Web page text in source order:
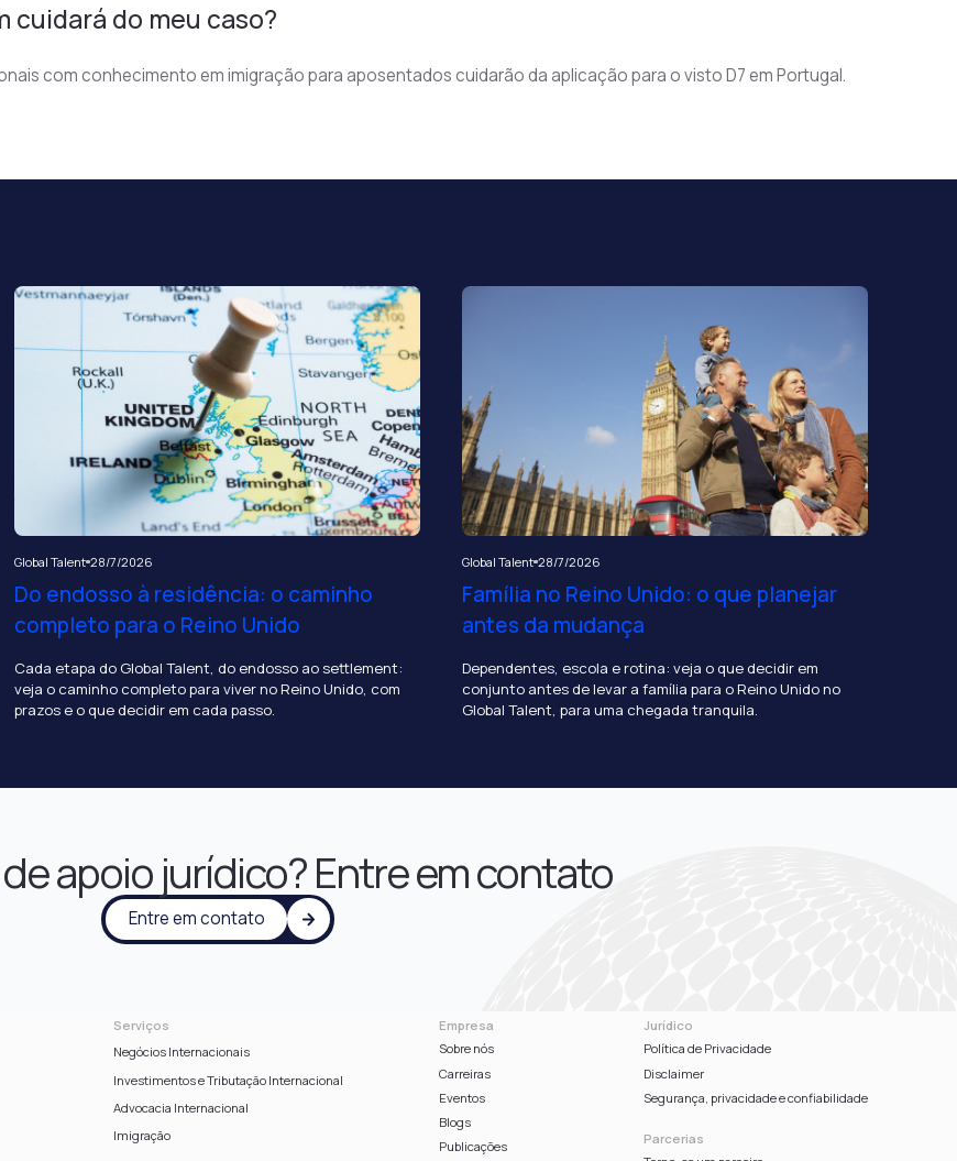
cuidará do meu caso?
com conhecimento em imigração para aposentados cuidarão da aplicação para o visto D7 em Portugal.
Global Talent 28/7/2026
Do endosso à residência: o caminho
completo para o Reino Unido
Cada etapa do Global Talent, do endosso ao settlement:
veja o caminho completo para viver no Reino Unido, com
prazos e o que decidir em cada passo.
Global Talent 28/7/2026
Família no Reino Unido: o que planejar
antes da mudança
Dependentes, escola e rotina: veja o que decidir em
conjunto antes de levar a família para o Reino Unido no
Global Talent, para uma chegada tranquila.
apoio jurídico? Entre em contato
Entre em contato
Serviços
Negócios Internacionais
Investimentos e Tributação Internacional
Advocacia Internacional
Imigração
Empresa
Sobre nós
Carreiras
Eventos
Blogs
Publicações
Jurídico
Política de Privacidade
Disclaimer
Segurança, privacidade e confiabilidade
Parcerias